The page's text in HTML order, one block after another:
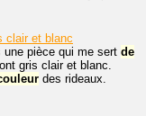
clair et blanc
pièce qui me sert de
gris clair et blanc.
des rideaux.